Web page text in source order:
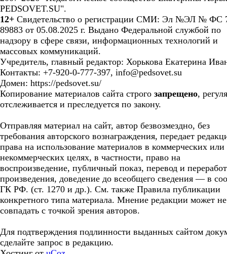
PEDSOVET.SU".
12+ Свидетельство о регистрации СМИ: Эл №ЭЛ № ФС
89883 от 05.08.2025 г. Выдано Федеральной службой по
надзору в сфере связи, информационных технологий и
массовых коммуникаций.
Учредитель, главный редактор: Хорькова Екатерина
Контакты: +7-920-0-777-397, info@pedsovet.su
Домен: https://pedsovet.su/
Копирование материалов сайта строго запрещено,
отслеживается и преследуется по закону.
Отправляя материал на сайт, автор безвозмездно, без
требования авторского вознаграждения, передает
права на использование материалов в коммерческих или
некоммерческих целях, в частности, право на
воспроизведение, публичный показ, перевод и
произведения, доведение до всеобщего сведения — в
ГК РФ. (ст. 1270 и др.). См. также Правила публикации
конкретного типа материала. Мнение редакции может не
совпадать с точкой зрения авторов.
Для подтверждения подлинности выданных сайтом
сделайте запрос в редакцию.